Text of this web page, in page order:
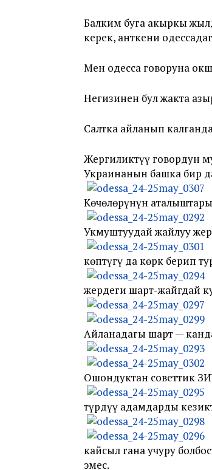
Балким буга акыркы
керек, анткени
Мен одесса говоруна
Негизинен бул жакта
Салтка айланып
Жергиликтүү говордун
Украинанын башка бир
Көчөлөрүнүн
Укмуштуудай жайлуу
көптүгү да көрк берип
жердеги шарт-жайгдай
Айланадагы шарт —
Ошондуктан советтик
түрдүү адамдарды
кайсыл гана учуру
эмес.